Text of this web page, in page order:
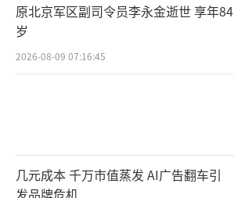
原北京军区副司令员李永金逝世 享年84
岁
2026-08-09 07:16:45
几元成本 千万市值蒸发 AI广告翻车引
发品牌危机